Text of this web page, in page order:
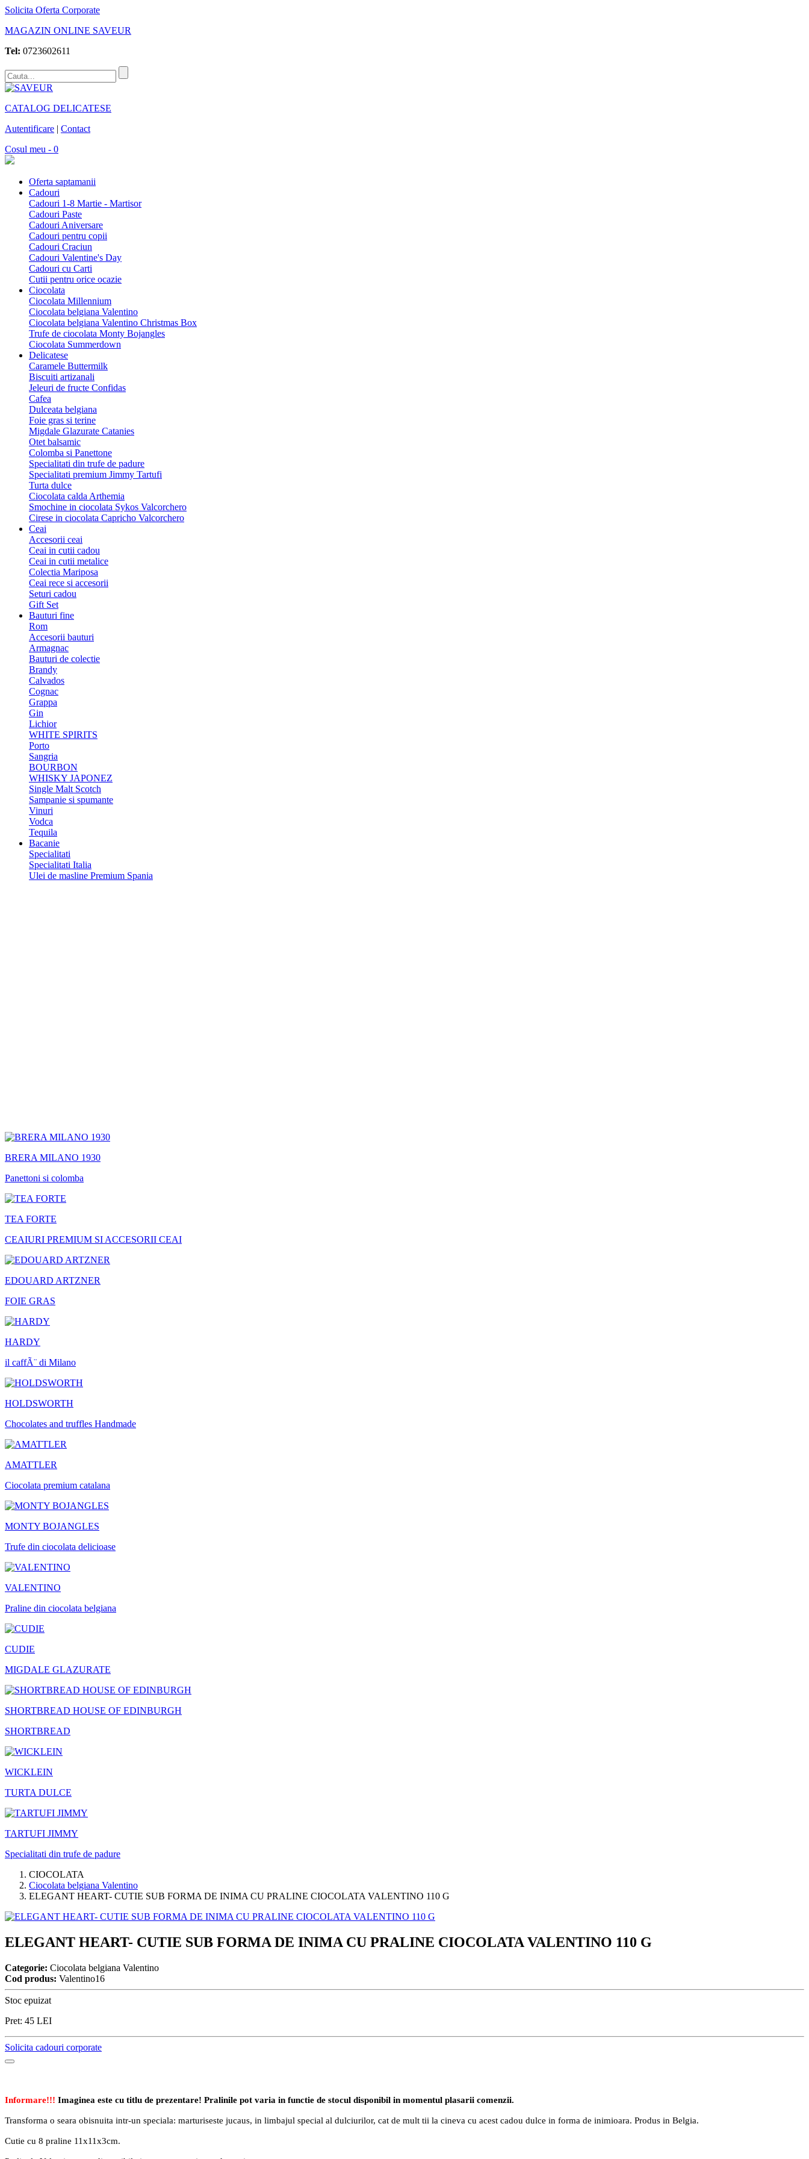
Solicita Oferta Corporate
MAGAZIN ONLINE SAVEUR
Tel: 0723602611
CATALOG DELICATESE
Autentificare | Contact
Cosul meu - 0
Oferta saptamanii
Cadouri
Cadouri 1-8 Martie - Martisor
Cadouri Paste
Cadouri Aniversare
Cadouri pentru copii
Cadouri Craciun
Cadouri Valentine's Day
Cadouri cu Carti
Cutii pentru orice ocazie
Ciocolata
Ciocolata Millennium
Ciocolata belgiana Valentino
Ciocolata belgiana Valentino Christmas Box
Trufe de ciocolata Monty Bojangles
Ciocolata Summerdown
Delicatese
Caramele Buttermilk
Biscuiti artizanali
Jeleuri de fructe Confidas
Cafea
Dulceata belgiana
Foie gras si terine
Migdale Glazurate Catanies
Otet balsamic
Colomba si Panettone
Specialitati din trufe de padure
Specialitati premium Jimmy Tartufi
Turta dulce
Ciocolata calda Arthemia
Smochine in ciocolata Sykos Valcorchero
Cirese in ciocolata Capricho Valcorchero
Ceai
Accesorii ceai
Ceai in cutii cadou
Ceai in cutii metalice
Colectia Mariposa
Ceai rece si accesorii
Seturi cadou
Gift Set
Bauturi fine
Rom
Accesorii bauturi
Armagnac
Bauturi de colectie
Brandy
Calvados
Cognac
Grappa
Gin
Lichior
WHITE SPIRITS
Porto
Sangria
BOURBON
WHISKY JAPONEZ
Single Malt Scotch
Sampanie si spumante
Vinuri
Vodca
Tequila
Bacanie
Specialitati
Specialitati Italia
Ulei de masline Premium Spania
BRERA MILANO 1930
Panettoni si colomba
TEA FORTE
CEAIURI PREMIUM SI ACCESORII CEAI
EDOUARD ARTZNER
FOIE GRAS
HARDY
il caffÃ¨ di Milano
HOLDSWORTH
Chocolates and truffles Handmade
AMATTLER
Ciocolata premium catalana
MONTY BOJANGLES
Trufe din ciocolata delicioase
VALENTINO
Praline din ciocolata belgiana
CUDIE
MIGDALE GLAZURATE
SHORTBREAD HOUSE OF EDINBURGH
SHORTBREAD
WICKLEIN
TURTA DULCE
TARTUFI JIMMY
Specialitati din trufe de padure
CIOCOLATA
Ciocolata belgiana Valentino
ELEGANT HEART- CUTIE SUB FORMA DE INIMA CU PRALINE CIOCOLATA VALENTINO 110 G
ELEGANT HEART- CUTIE SUB FORMA DE INIMA CU PRALINE CIOCOLATA VALENTINO 110 G
Categorie: Ciocolata belgiana Valentino
Cod produs: Valentino16
Stoc epuizat
Pret: 45 LEI
Solicita cadouri corporate
Informare!!! Imaginea este cu titlu de prezentare! Pralinile pot varia in functie de stocul disponibil in momentul plasarii comenzii.
Transforma o seara obisnuita intr-un speciala: marturiseste jucaus, in limbajul special al dulciurilor, cat de mult tii la cineva cu acest cadou dulce in forma de inimioara. Produs in Belgia.
Cutie cu 8 praline 11x11x3cm.